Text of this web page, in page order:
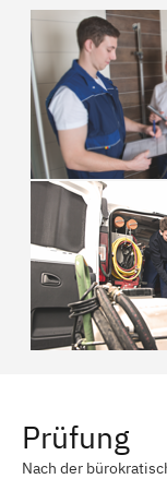
Prüfung
Nach der